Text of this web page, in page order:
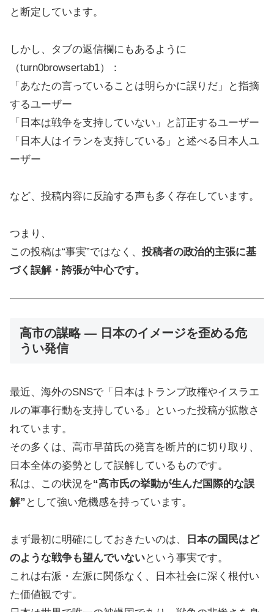
と断定しています。
しかし、タブの返信欄にもあるように
（turn0browsertab1）：
「あなたの言っていることは明らかに誤りだ」と指摘
するユーザー
「日本は戦争を支持していない」と訂正するユーザー
「日本人はイランを支持している」と述べる日本人ユ
ーザー
など、投稿内容に反論する声も多く存在しています。
つまり、
この投稿は“事実”ではなく、 投稿者の政治的主張に基
づく誤解・誇張が中心です。
高市の謀略 ― 日本のイメージを歪める危
うい発信
最近、海外のSNSで「日本はトランプ政権やイスラエ
ルの軍事行動を支持している」といった投稿が拡散さ
れています。
その多くは、高市早苗氏の発言を断片的に切り取り、
日本全体の姿勢として誤解しているものです。
私は、この状況を“高市氏の挙動が生んだ国際的な誤
解” として強い危機感を持っています。
まず最初に明確にしておきたいのは、
日本の国民はど
のような戦争も望んでいないという事実です。
これは右派・左派に関係なく、日本社会に深く根付い
た価値観です。